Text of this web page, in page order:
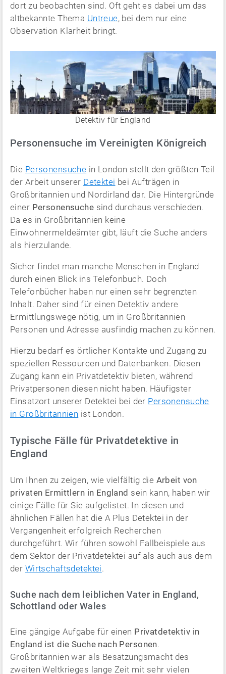
dort zu beobachten sind. Oft geht es dabei um das
altbekannte Thema Untreue, bei dem nur eine
Observation Klarheit bringt.
Detektiv für England
Personensuche im Vereinigten Königreich
Die Personensuche in London stellt den größten Teil
der Arbeit unserer Detektei bei Aufträgen in
Großbritannien und Nordirland dar. Die Hintergründe
einer Personensuche sind durchaus verschieden.
Da es in Großbritannien keine
Einwohnermeldeämter gibt, läuft die Suche anders
als hierzulande.
Sicher findet man manche Menschen in England
durch einen Blick ins Telefonbuch. Doch
Telefonbücher haben nur einen sehr begrenzten
Inhalt. Daher sind für einen Detektiv andere
Ermittlungswege nötig, um in Großbritannien
Personen und Adresse ausfindig machen zu können.
Hierzu bedarf es örtlicher Kontakte und Zugang zu
speziellen Ressourcen und Datenbanken. Diesen
Zugang kann ein Privatdetektiv bieten, während
Privatpersonen diesen nicht haben. Häufigster
Einsatzort unserer Detektei bei der Personensuche
in Großbritannien ist London.
Typische Fälle für Privatdetektive in
England
Um Ihnen zu zeigen, wie vielfältig die Arbeit von
privaten Ermittlern in England sein kann, haben wir
einige Fälle für Sie aufgelistet. In diesen und
ähnlichen Fällen hat die A Plus Detektei in der
Vergangenheit erfolgreich Recherchen
durchgeführt. Wir führen sowohl Fallbeispiele aus
dem Sektor der Privatdetektei auf als auch aus dem
der Wirtschaftsdetektei.
Suche nach dem leiblichen Vater in England,
Schottland oder Wales
Eine gängige Aufgabe für einen Privatdetektiv in
England ist die Suche nach Personen.
Großbritannien war als Besatzungsmacht des
zweiten Weltkrieges lange Zeit mit sehr vielen